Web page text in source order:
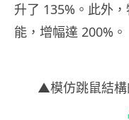
升了 135%。此外
能，增幅達 200%。
▲模仿跳鼠結構